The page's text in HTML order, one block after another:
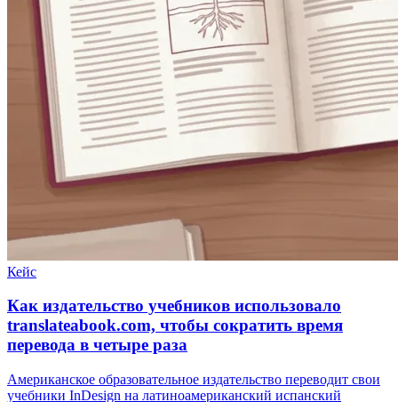
Кейс
Как издательство учебников использовало
translateabook.com, чтобы сократить время
перевода в четыре раза
Американское образовательное издательство переводит свои
учебники InDesign на латиноамериканский испанский